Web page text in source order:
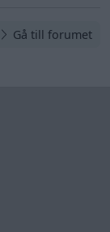
Gå till forumet